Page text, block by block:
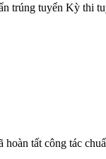
trúng tuyển Kỳ
tất công tác